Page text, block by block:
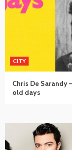
CITY
Chris De Sarandy
old days